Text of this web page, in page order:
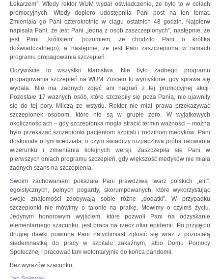
Lekarzem”. Wtedy rektor WUM wydał oświadczenie, że było to w celach
promocyjnych. Wtedy dopiero udostępniła Pani post na ten temat.
Zmieniała go Pani czterokrotnie w ciągu ostatnich 48 godzin. Najpierw
napisała Pani, że jest Pani „jedną z osób zaszczepionych”, następnie, że
jest Pani „królikiem” (rozumiem, że chodziło Pani o królika
doświadczalnego), a następnie, że jest Pani zaszczepiona w ramach
programu propagowania szczepień.
Oczywiście to wszystko kłamstwa. Nie było żadnego programu
propagowania szczepień na WUM. Zostało to wymyślone, gdy sprawa się
wydała. Nie ma żadnych zdjęć ani nagrań z tej promocyjnej akcji.
Pozostałe 17 ważnych osób, które szczepiły się poza Panią, nie ujawniły
się do tej pory. Milczą ze wstydu. Rektor nie miał prawa przekazywać
szczepionek osobom, które nie są w grupie zero. W wyjątkowych
okolicznościach – gdy szczepionka mogła stracić termin ważności – można
było przekazać szczepionki pacjentom szpitali i rodzinom medyków. Pani
doskonale o tym wiedziała, o czym świadczy rozpaczliwa próba ratowania
wizerunku i zmieniania kolejnych wersji. Zaszczepiła się Pani w
pierwszych dniach programu szczepień, gdy większość medyków nie miała
żadnych szans na szczepienia.
Swoim zachowaniem pokazała Pani prawdziwą twarz polskich „elit”:
egoistycznych, pełnych pogardy, skorumpowanych, które wykorzystując
swoje znajomości zdobywają sobie różne „dodatki”. W przypadku
szczepionki nie mówimy o talonie na pralkę. Mówimy o czyimś życiu.
Jedynym honorowym wyjściem, które pozwoli Pani na odzyskanie
elementarnego szacunku, jest praca na rzecz ofiar epidemii. Po przyjęciu
drugiej dawki powinna Pani natychmiast zgłosić się wraz z pozostałą
siedemnastką do pracy w szpitalu zakaźnym, albo Domu Pomocy
Społecznej i pracować tam wolontaryjnie do końca pandemii.
Bez wyrazów szacunku,